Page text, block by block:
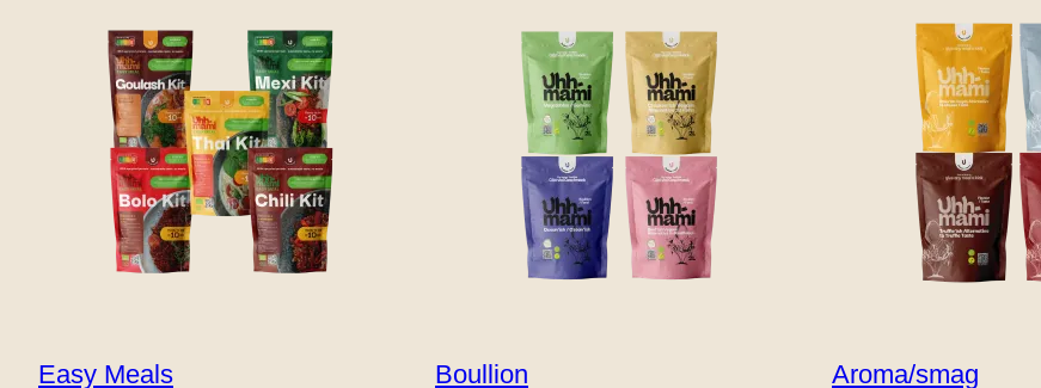
Easy Meals Boullion Aroma/smag
Find forhandler
Kontakt
Engelsk (USA) Hollandsk Spansk
Finsk